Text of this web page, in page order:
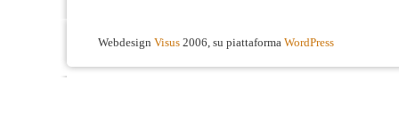
Webdesign Visus 2006, su piattaforma WordPress